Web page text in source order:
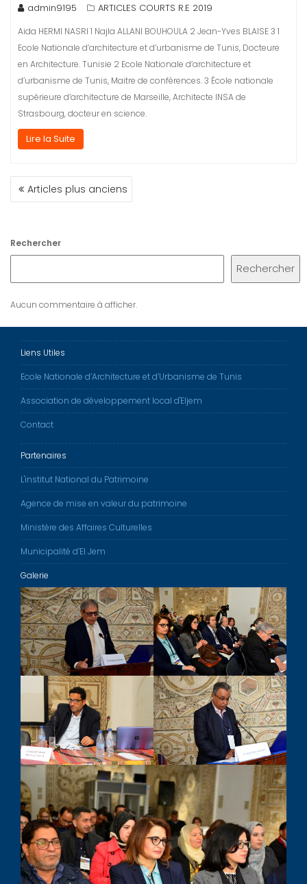
admin9195 ARTICLES COURTS R.E 2019
Aida HERMI NASRI 1 Najla ALLANI BOUHOULA 2 Jean-Yves BLAISE 3 1
Ecole Nationale d’architecture et d’urbanisme de Tunis, Docteure
en Architecture. Tunisie 2 Ecole Nationale d’architecture et
d’urbanisme de Tunis, Maitre de conférences. 3 École nationale
supérieure d’architecture de Marseille, Architecte INSA de
Strasbourg, docteur en science.
Lire la Suite
NAVIGATION
DESArticles plus anciens
Rechercher
Rechercher
Aucun commentaire à afficher.
Liens Utiles
Ecole Nationale d’Architecture et d’Urbanisme de Tunis
Association de développement local d'Eljem
Contact
Partenaires
L'institut National du Patrimoine
Agence de mise en valeur du patrimoine
Ministère des Affaires Culturelles
Municipalité d’El Jem
Galerie